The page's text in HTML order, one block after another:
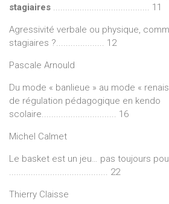
stagiaires ........................................ 11
Agressivité verbale ou physique,
stagiaires ?.................... 12
Pascale Arnould
Du mode « banlieue » au mode «
de régulation pédagogique en kendo
scolaire............................... 16
Michel Calmet
Le basket est un jeu… pas toujours
......................................... 22
Thierry Claisse